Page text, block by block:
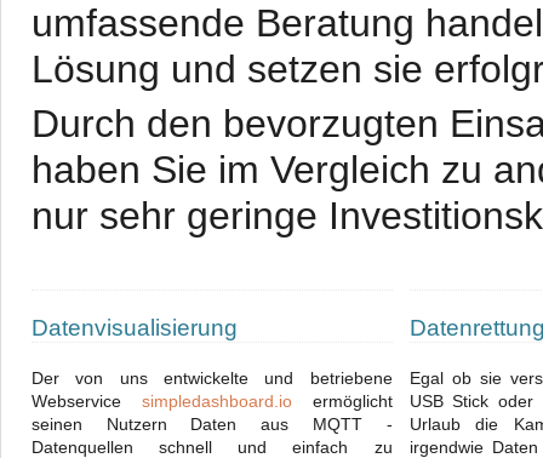
umfassende Beratung
Lösung und setzen sie
Durch den bevorzugten
haben Sie im Vergleich zu
nur sehr geringe
Datenvisualisierung
Der von uns entwickelte und betriebene
Webservice simpledashboard.ioermöglicht
seinen Nutzern Daten aus MQTT -
Datenquellen schnell und einfach zu
Egal ob sie
USB Stick oder
Urlaub die
irgendwie